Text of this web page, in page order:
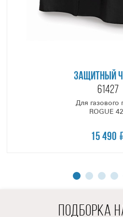
самый» дымок и аромат
Такая конструкция гриль-
превосходит прочие аналоги и
Очаг гриля выполнен из
тремя основными газовыми
достаточно, чтобы обеспечить
мгновенного поджига -
без батареек и гарантирует
ЗАЩИТНЫЙ
61427
Для газового
ROGUE
15 490
ПОДБОРКА